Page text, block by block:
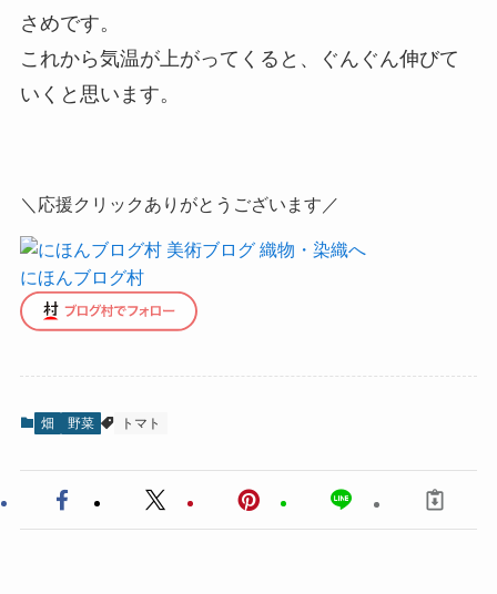
さめです。
これから気温が上がってくると、ぐんぐん伸びて
いくと思います。
＼応援クリックありがとうございます／
にほんブログ村
畑 野菜 トマト